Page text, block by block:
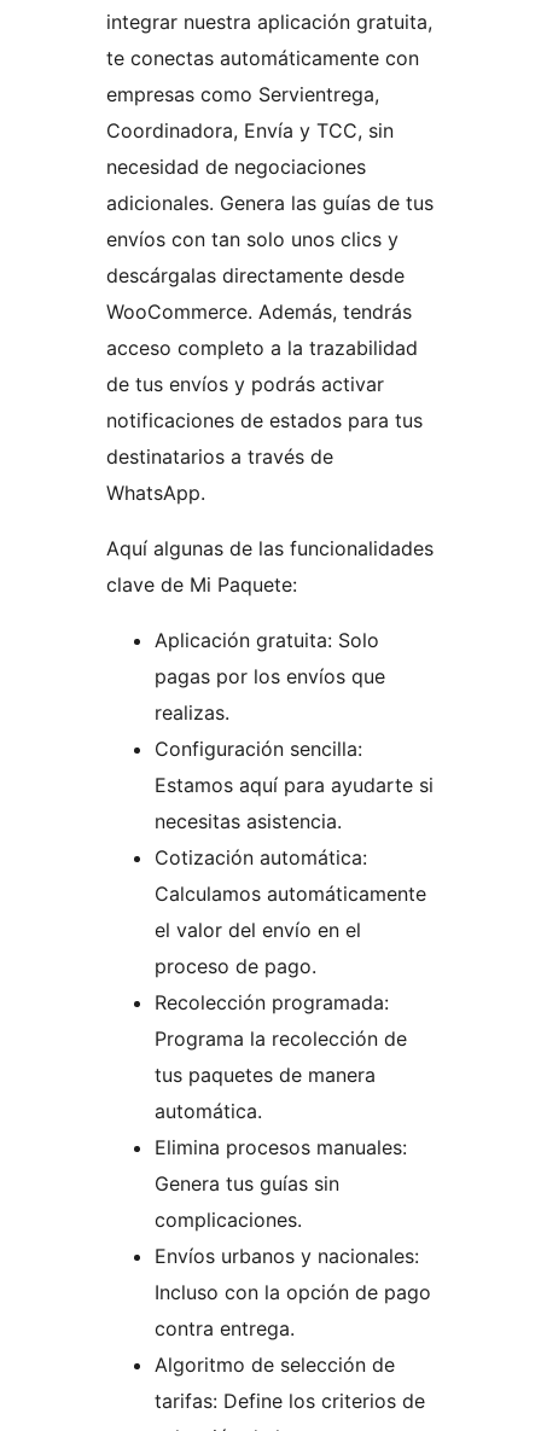
integrar nuestra aplicación gratuita,
te conectas automáticamente con
empresas como Servientrega,
Coordinadora, Envía y TCC, sin
necesidad de negociaciones
adicionales. Genera las guías de tus
envíos con tan solo unos clics y
descárgalas directamente desde
WooCommerce. Además, tendrás
acceso completo a la trazabilidad
de tus envíos y podrás activar
notificaciones de estados para tus
destinatarios a través de
WhatsApp.
Aquí algunas de las funcionalidades
clave de Mi Paquete:
Aplicación gratuita: Solo
pagas por los envíos que
realizas.
Configuración sencilla:
Estamos aquí para ayudarte si
necesitas asistencia.
Cotización automática:
Calculamos automáticamente
el valor del envío en el
proceso de pago.
Recolección programada:
Programa la recolección de
tus paquetes de manera
automática.
Elimina procesos manuales:
Genera tus guías sin
complicaciones.
Envíos urbanos y nacionales:
Incluso con la opción de pago
contra entrega.
Algoritmo de selección de
tarifas: Define los criterios de